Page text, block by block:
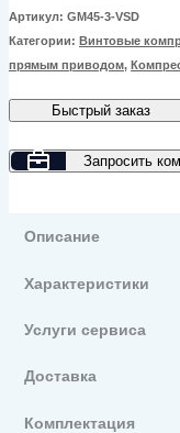
Винтовой
компрессор
GM45-
3
Артикул: GM45-3-VSD
Категории: Винтовые
прямым приводом,
Быстрый заказ
Запросить
Описание
Характеристики
Услуги сервиса
Доставка
Комплектация